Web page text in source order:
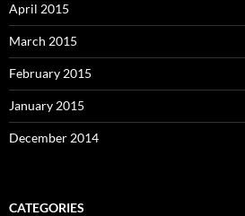
April 2015
March 2015
February 2015
January 2015
December 2014
CATEGORIES